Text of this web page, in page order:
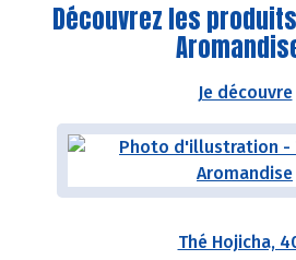
Découvrez les
Je découvre
Thé Hojicha,